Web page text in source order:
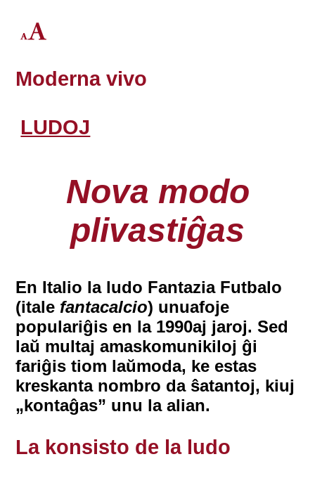
Moderna vivo
LUDOJ
Nova modo
plivastiĝas
En Italio la ludo Fantazia Futbalo
(itale fantacalcio) unuafoje
populariĝis en la 1990aj jaroj. Sed
laŭ multaj amaskomunikiloj ĝi
fariĝis tiom laŭmoda, ke estas
kreskanta nombro da ŝatantoj, kiuj
„kontaĝas” unu la alian.
La konsisto de la ludo